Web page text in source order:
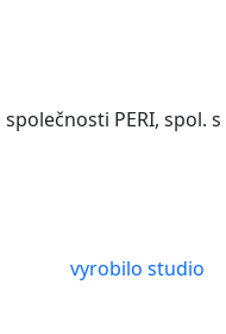
PERI, spol. s
vyrobilo studio